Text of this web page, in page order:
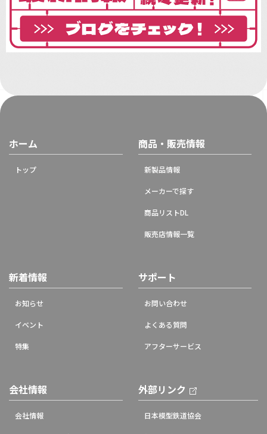
ホーム
トップ
商品・販売情報
新製品情報
メーカーで探す
商品リストDL
販売店情報一覧
新着情報
お知らせ
イベント
特集
サポート
お問い合わせ
よくある質問
アフターサービス
会社情報
会社情報
外部リンク
日本模型鉄道協会